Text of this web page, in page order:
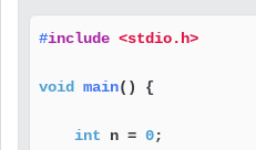
#include <stdio.h>
void main() {
int n = 0;